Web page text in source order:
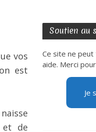
vos
est
et de
Soutien au
Ce site ne
aide. Merci
Je